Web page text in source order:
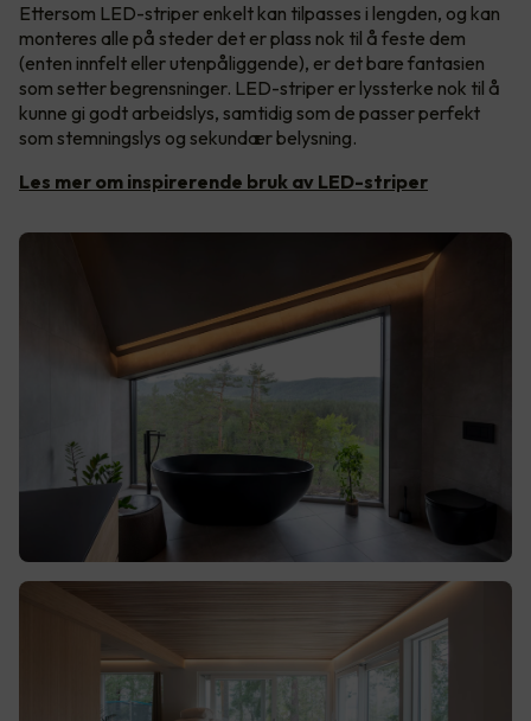
Ettersom LED-striper enkelt kan tilpasses i lengden, og kan
monteres alle på steder det er plass nok til å feste dem
(enten innfelt eller utenpåliggende), er det bare fantasien
som setter begrensninger. LED-striper er lyssterke nok til å
kunne gi godt arbeidslys, samtidig som de passer perfekt
som stemningslys og sekundær belysning.
Les mer om inspirerende bruk av LED-striper